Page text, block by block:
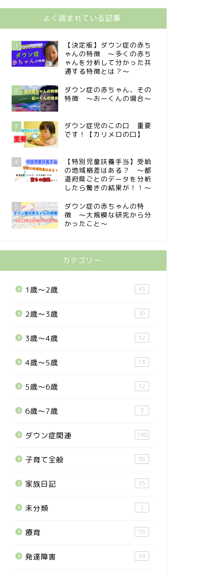
よく読まれている記事
1
【決定版】ダウン症の赤ち
ゃんの特徴 〜多くの赤ち
ゃんを分析して分かった共
通する特徴とは？〜
2
ダウン症の赤ちゃん、その
特徴 〜おーくんの場合〜
3
ダウン症児のこの口 重要
です！【カリメロの口】
4
【特別児童扶養手当】受給
の地域格差はある？ 〜都
道府県ごとのデータを分析
したら驚きの結果が！！〜
5
ダウン症の赤ちゃんの特
徴 〜大規模な研究から分
かったこと〜
カテゴリー
1歳〜2歳 45
2歳〜3歳 30
3歳〜4歳 12
4歳〜5歳 13
5歳〜6歳 12
6歳〜7歳 3
ダウン症関連 198
子育て全般 38
家族日記 35
未分類 2
療育 70
発達障害 59